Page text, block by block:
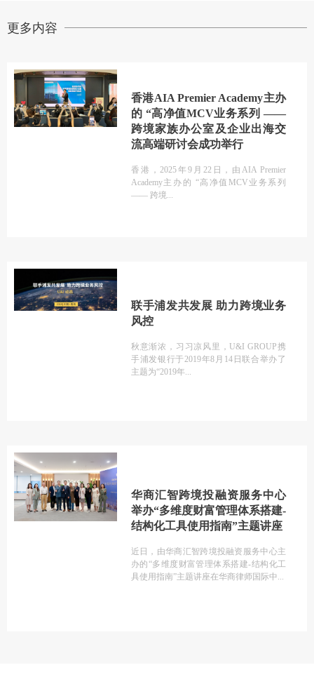
更多内容
香港AIA Premier Academy主办
的 “高净值MCV业务系列 ——
跨境家族办公室及企业出海交
流高端研讨会成功举行
香港，2025年9月22日，由AIA Premier
Academy主办的 “高净值MCV业务系列
—— 跨境
联手浦发共发展 助力跨境业务
风控
秋意渐浓，习习凉风里，U&I GROUP携
手浦发银行于2019年8月14日联合举办了
主题为“2019年
华商汇智跨境投融资服务中心
举办“多维度财富管理体系搭建-
结构化工具使用指南”主题讲座
近日，由华商汇智跨境投融资服务中心主
办的“多维度财富管理体系搭建-结构化工
具使用指南”主题讲座在华商律师国际中